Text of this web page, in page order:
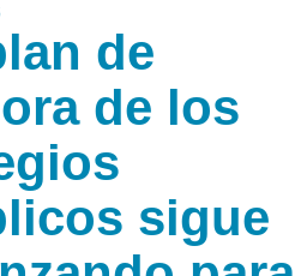
de
de los
sigue